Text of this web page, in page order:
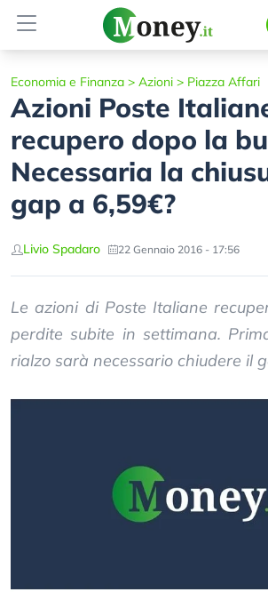
Economia e Finanza > Azioni > Piazza Affari
Azioni Poste
recupero dopo la
Necessaria la
gap a 6,59€?
Livio Spadaro 22 Gennaio 2016 - 17:56
Le azioni di Poste Italiane
perdite subite in settimana.
rialzo sarà necessario chiudere il